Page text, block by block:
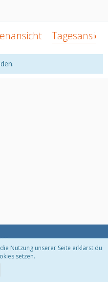
Tagesansicht
Nutzung unserer Seite erklärst du
setzen.